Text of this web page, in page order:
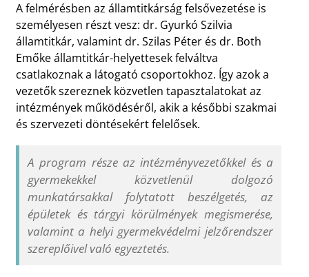
A felmérésben az államtitkárság felsővezetése is
személyesen részt vesz: dr. Gyurkó Szilvia
államtitkár, valamint dr. Szilas Péter és dr. Both
Emőke államtitkár-helyettesek felváltva
csatlakoznak a látogató csoportokhoz. Így azok a
vezetők szereznek közvetlen tapasztalatokat az
intézmények működéséről, akik a későbbi szakmai
és szervezeti döntésekért felelősek.
A program része az intézményvezetőkkel és a
gyermekekkel közvetlenül dolgozó
munkatársakkal folytatott beszélgetés, az
épületek és tárgyi körülmények megismerése,
valamint a helyi gyermekvédelmi jelzőrendszer
szereplőivel való egyeztetés.